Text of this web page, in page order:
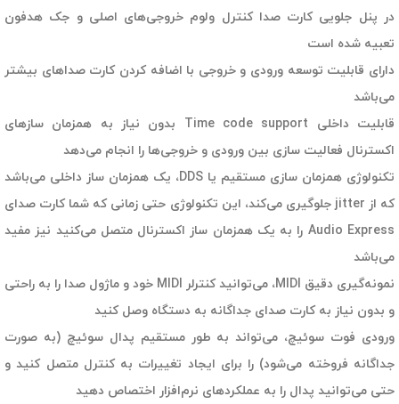
در پنل جلویی کارت صدا کنترل ولوم خروجی‌های اصلی و جک هدفون
تعبیه شده است
دارای قابلیت توسعه ورودی و خروجی با اضافه کردن کارت صداهای بیشتر
می‌باشد
قابلیت داخلی Time code support بدون نیاز به همزمان سازهای
اکسترنال فعالیت سازی بین ورودی و خروجی‌ها را انجام می‌دهد
تکنولوژی همزمان سازی مستقیم یا DDS، یک همزمان ساز داخلی می‌باشد
که از jitter جلوگیری می‌کند، این تکنولوژی حتی زمانی که شما کارت صدای
Audio Express را به یک همزمان ساز اکسترنال متصل می‌کنید نیز مفید
می‌باشد
نمونه‌گیری دقیق MIDI، می‌توانید کنترلر MIDI خود و ماژول صدا را به راحتی
و بدون نیاز به کارت صدای جداگانه به دستگاه وصل کنید
ورودی فوت سوئیچ، می‌تواند به طور مستقیم پدال سوئیچ (به صورت
جداگانه فروخته می‌شود) را برای ایجاد تغییرات به کنترل متصل کنید و
حتی می‌توانید پدال را به عملکردهای نرم‌افزار اختصاص دهید